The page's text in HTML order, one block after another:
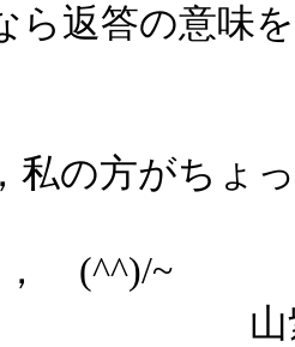
ら返答の意味
の方がちょ
(^^)/~
紫水